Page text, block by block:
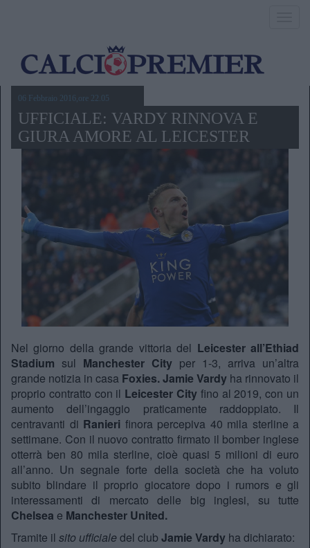
06 Febbraio 2016,ore 22.05
UFFICIALE: VARDY RINNOVA E
GIURA AMORE AL LEICESTER
Nel giorno della grande vittoria del Leicester all’Ethiad
Stadium sul Manchester City per 1-3, arriva un’altra
grande notizia in casa Foxies. Jamie Vardy ha rinnovato il
proprio contratto con il Leicester City fino al 2019, con un
aumento dell’ingaggio praticamente raddoppiato. Il
centravanti di Ranieri finora percepiva 40 mila sterline a
settimane. Con il nuovo contratto firmato il bomber inglese
otterrà ben 80 mila sterline, cioè quasi 5 milioni di euro
all’anno. Un segnale forte della società che ha voluto
subito blindare il proprio giocatore dopo i rumors e gli
interessamenti di mercato delle big inglesi, su tutte
Chelsea e Manchester United.
Tramite il sito ufficialedel club Jamie Vardy ha dichiarato: